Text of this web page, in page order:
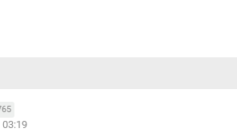
03:19